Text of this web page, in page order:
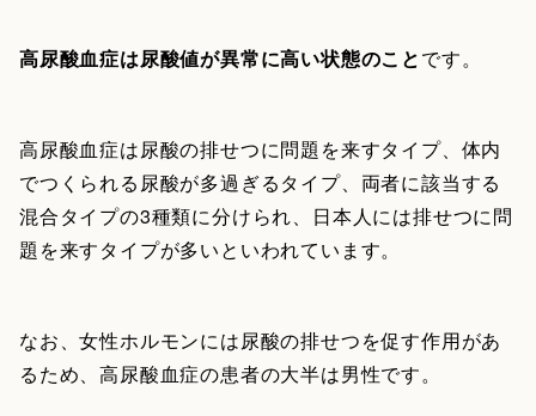
高尿酸血症は尿酸値が異常に高い状態のことです。
高尿酸血症は尿酸の排せつに問題を来すタイプ、体内
でつくられる尿酸が多過ぎるタイプ、両者に該当する
混合タイプの3種類に分けられ、日本人には排せつに問
題を来すタイプが多いといわれています。
なお、女性ホルモンには尿酸の排せつを促す作用があ
るため、高尿酸血症の患者の大半は男性です。